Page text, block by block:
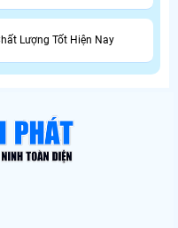
Lượng Tốt Hiện Nay